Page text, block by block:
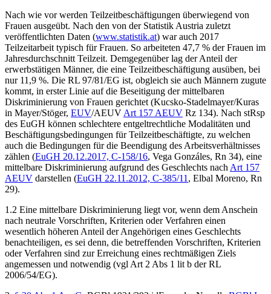
Nach wie vor werden Teilzeitbeschäftigungen überwiegend von
Frauen ausgeübt. Nach den von der Statistik Austria zuletzt
veröffentlichten Daten (www.statistik.at) war auch 2017
Teilzeitarbeit typisch für Frauen. So arbeiteten 47,7 % der Frauen im
Jahresdurchschnitt Teilzeit. Demgegenüber lag der Anteil der
erwerbstätigen Männer, die eine Teilzeitbeschäftigung ausüben, bei
nur 11,9 %. Die RL 97/81/EG ist, obgleich sie auch Männern zugute
kommt, in erster Linie auf die Beseitigung der mittelbaren
Diskriminierung von Frauen gerichtet (Kucsko-Stadelmayer/Kuras
in Mayer/Stöger, EUV/AEUV Art 157 AEUV Rz 134). Nach stRsp
des EuGH können schlechtere entgeltrechtliche Modalitäten und
Beschäftigungsbedingungen für Teilzeitbeschäftigte, zu welchen
auch die Bedingungen für die Beendigung des Arbeitsverhältnisses
zählen (EuGH 20.12.2017, C-158/16, Vega Gonzáles, Rn 34), eine
mittelbare Diskriminierung aufgrund des Geschlechts nach Art 157
AEUV darstellen (EuGH 22.11.2012, C-385/11 , Elbal Moreno, Rn
29).
1.2 Eine mittelbare Diskriminierung liegt vor, wenn dem Anschein
nach neutrale Vorschriften, Kriterien oder Verfahren einen
wesentlich höheren Anteil der Angehörigen eines Geschlechts
benachteiligen, es sei denn, die betreffenden Vorschriften, Kriterien
oder Verfahren sind zur Erreichung eines rechtmäßigen Ziels
angemessen und notwendig (vgl Art 2 Abs 1 lit b der RL
2006/54/EG).